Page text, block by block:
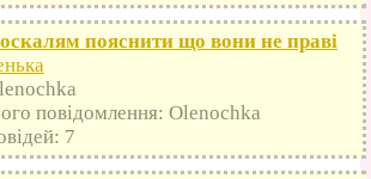
пояснити що вони не праві
повідомлення: Olenochka
7